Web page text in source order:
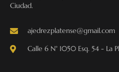
Ciudad.
ajedrezplatense@gmail.com
Calle 6 N° 1050 Esq. 54 - La